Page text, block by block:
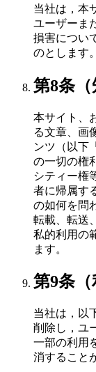
当社は，本
ユーザーま
損害につい
のとします。
第8条（
本サイト、
る文章、画
ンツ（以下
の一切の権
シティー権
者に帰属す
の如何を問
転載、転送
私的利用の
ます。
第9条（
当社は，以
削除し，ユ
一部の利用
消すること